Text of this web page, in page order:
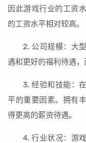
因此游戏行业的工资
的工资水平相对较高。
2. 公司规模：大
遇和更好的福利待遇，
3. 经验和技能：
平的重要因素。拥有
得更高的薪资待遇。
4. 行业状况：游